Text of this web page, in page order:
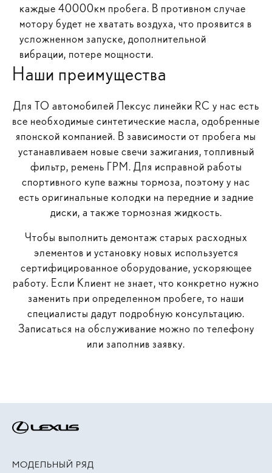
каждые 40000км пробега. В противном случае
мотору будет не хватать воздуха, что проявится в
усложненном запуске, дополнительной
вибрации, потере мощности.
Наши преимущества
Для ТО автомобилей Лексус линейки RC у нас есть
все необходимые синтетические масла, одобренные
японской компанией. В зависимости от пробега мы
устанавливаем новые свечи зажигания, топливный
фильтр, ремень ГРМ. Для исправной работы
спортивного купе важны тормоза, поэтому у нас
есть оригинальные колодки на передние и задние
диски, а также тормозная жидкость.
Чтобы выполнить демонтаж старых расходных
элементов и установку новых используется
сертифицированное оборудование, ускоряющее
работу. Если Клиент не знает, что конкретно нужно
заменить при определенном пробеге, то наши
специалисты дадут подробную консультацию.
Записаться на обслуживание можно по телефону
или заполнив заявку.
МОДЕЛЬНЫЙ РЯД